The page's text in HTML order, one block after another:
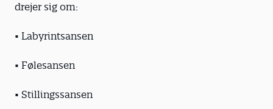
drejer sig om:
• Labyrintsansen
• Følesansen
• Stillingssansen